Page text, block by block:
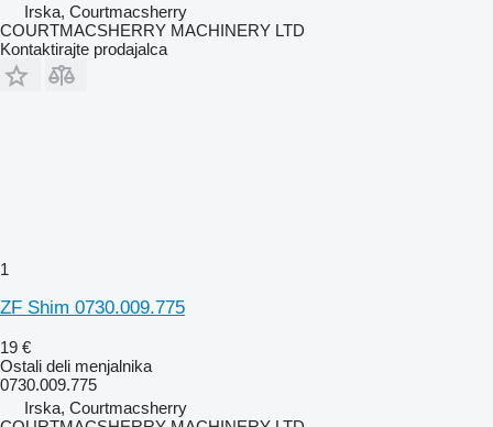
Irska, Courtmacsherry
COURTMACSHERRY MACHINERY LTD
Kontaktirajte prodajalca
1
ZF Shim 0730.009.775
19 €
Ostali deli menjalnika
0730.009.775
Irska, Courtmacsherry